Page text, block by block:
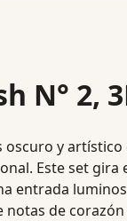
N° 2,
oscuro y
Este set gira
entrada
de